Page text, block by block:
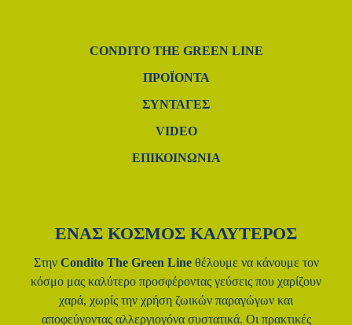
CONDITO THE GREEN LINE
ΠΡΟΪΌΝΤΑ
ΣΥΝΤΑΓΈΣ
VIDEO
ΕΠΙΚΟΙΝΩΝΙΑ
ΕΝΑΣ ΚΟΣΜΟΣ ΚΑΛΥΤΕΡΟΣ
Στην Condito The Green Lineθέλουμε να κάνουμε τον
κόσμο μας καλύτερο προσφέροντας γεύσεις που χαρίζουν
χαρά, χωρίς την χρήση ζωικών παραγώγων και
αποφεύγοντας αλλεργιογόνα συστατικά. Οι πρακτικές